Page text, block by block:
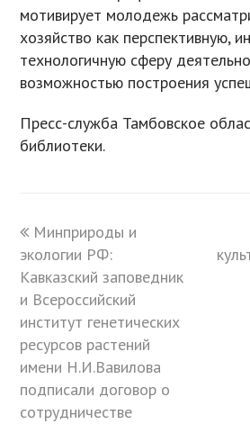
мотивирует молодежь
хозяйство как перспективную,
технологичную сферу
возможностью построения
Пресс-служба Тамбовское
библиотеки.
previous
post:
Минприроды и
экологии РФ:
Кавказский заповедник
и Всероссийский
институт генетических
ресурсов растений
имени Н.И.Вавилова
подписали договор о
сотрудничестве